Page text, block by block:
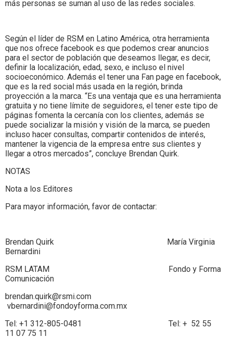
más personas se suman al uso de las redes sociales.
Según el líder de RSM en Latino América, otra herramienta
que nos ofrece facebook es que podemos crear anuncios
para el sector de población que deseamos llegar, es decir,
definir la localización, edad, sexo, e incluso el nivel
socioeconómico. Además el tener una Fan page en facebook,
que es la red social más usada en la región, brinda
proyección a la marca. “Es una ventaja que es una herramienta
gratuita y no tiene límite de seguidores, el tener este tipo de
páginas fomenta la cercanía con los clientes, además se
puede socializar la misión y visión de la marca, se pueden
incluso hacer consultas, compartir contenidos de interés,
mantener la vigencia de la empresa entre sus clientes y
llegar a otros mercados”, concluye Brendan Quirk.
NOTAS
Nota a los Editores
Para mayor información, favor de contactar:
Brendan Quirk María Virginia
Bernardini
RSM LATAM Fondo y Forma
Comunicación
brendan.quirk@rsmi.com
vbernardini@fondoyforma.com.mx
Tel: +1 312-805-0481 Tel: + 52 55
11 07 75 11